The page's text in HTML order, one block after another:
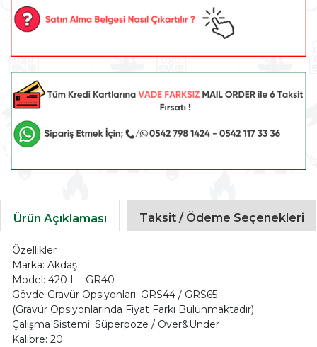
Ürün Açıklaması Taksit / Ödeme Seçenekleri
Özellikler
Marka: Akdaş
Model: 420 L - GR40
Gövde Gravür Opsiyonları: GRS44 / GRS65
(Gravür Opsiyonlarında Fiyat Farkı Bulunmaktadır)
Çalışma Sistemi: Süperpoze / Over&Under
Kalibre: 20